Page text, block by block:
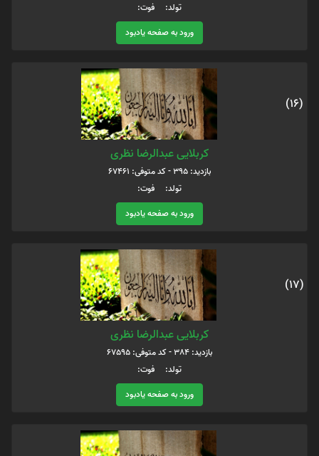
تولد: فوت:
ورود به صفحه یادبود
(16)
کربلایی عبدالرضا نظری
بازدید: 395 - کد متوفی: 67461
تولد: فوت:
ورود به صفحه یادبود
(17)
کربلایی عبدالرضا نظری
بازدید: 384 - کد متوفی: 67595
تولد: فوت:
ورود به صفحه یادبود